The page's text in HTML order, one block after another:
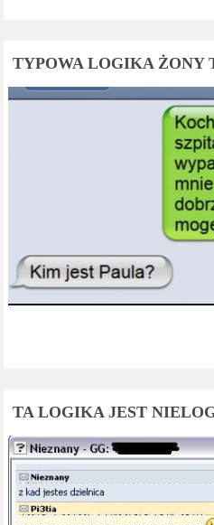
TYPOWA LOGIKA ŻONY
TA LOGIKA JEST